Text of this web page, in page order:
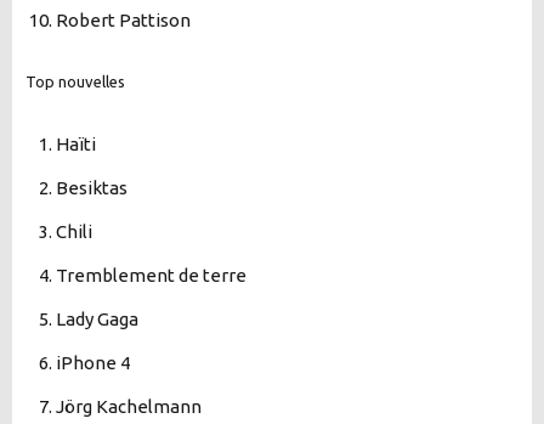
Robert Pattison
Top nouvelles
Haïti
Besiktas
Chili
Tremblement de terre
Lady Gaga
iPhone 4
Jörg Kachelmann